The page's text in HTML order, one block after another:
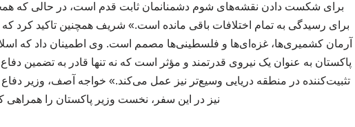
برای شکست دادن نقشه‌های شوم دشمنانمان ثابت قدم است، در حالی که
برای رسیدگی به تمام اختلافات باقی مانده است.» شریف همچنین تاکید کرد که
آرمان کشمیری‌ها، غزه‌ای‌ها و فلسطینی‌ها مصمم است. وی اطمینان داد که اسلام
پاکستان به عنوان یک نیروی قدرتمند و مؤثر است که نه تنها قادر به تضمین
تثبیت‌کننده در منطقه دریایی وسیع‌تر نیز عمل می‌کند.» خواجه آصف، وزیر
نیز در این سفر، نخست وزیر پاکستان را همراهی